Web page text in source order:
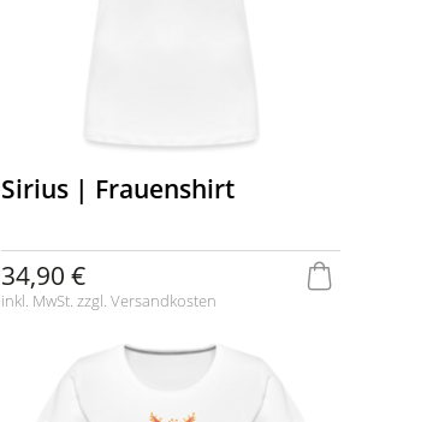
Sirius | Frauenshirt
34,90 €
inkl. MwSt. zzgl. Versandkosten